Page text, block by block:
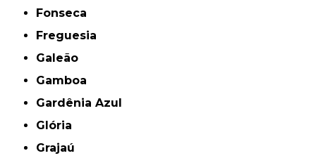
Fonseca
Freguesia
Galeão
Gamboa
Gardênia Azul
Glória
Grajaú